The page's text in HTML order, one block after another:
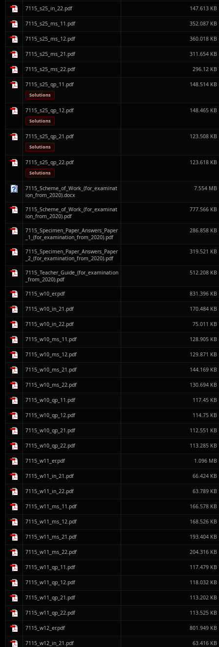
7115_s25_in_22.pdf 147.613 KB
7115_s25_ms_11.pdf 352.087 KB
7115_s25_ms_12.pdf 360.018 KB
7115_s25_ms_21.pdf 311.654 KB
7115_s25_ms_22.pdf 296.12 KB
7115_s25_qp_11.pdf
Solutions
148.514 KB
7115_s25_qp_12.pdf
Solutions
148.465 KB
7115_s25_qp_21.pdf
Solutions
123.508 KB
7115_s25_qp_22.pdf
Solutions
123.618 KB
7115_Scheme_of_Work_(for_examinat
ion_from_2020).docx
7.554 MB
7115_Scheme_of_Work_(for_examinat
ion_from_2020).pdf
777.566 KB
7115_Specimen_Paper_Answers_Paper
_1_(for_examination_from_2020).pdf
286.858 KB
7115_Specimen_Paper_Answers_Paper
_2_(for_examination_from_2020).pdf
319.521 KB
7115_Teacher_Guide_(for_examination
_from_2020).pdf
512.208 KB
7115_w10_er.pdf 831.396 KB
7115_w10_in_21.pdf 170.484 KB
7115_w10_in_22.pdf 75.011 KB
7115_w10_ms_11.pdf 128.905 KB
7115_w10_ms_12.pdf 129.871 KB
7115_w10_ms_21.pdf 144.169 KB
7115_w10_ms_22.pdf 130.694 KB
7115_w10_qp_11.pdf 117.45 KB
7115_w10_qp_12.pdf 114.75 KB
7115_w10_qp_21.pdf 112.551 KB
7115_w10_qp_22.pdf 113.285 KB
7115_w11_er.pdf 1.096 MB
7115_w11_in_21.pdf 66.424 KB
7115_w11_in_22.pdf 63.789 KB
7115_w11_ms_11.pdf 166.578 KB
7115_w11_ms_12.pdf 168.526 KB
7115_w11_ms_21.pdf 193.404 KB
7115_w11_ms_22.pdf 204.316 KB
7115_w11_qp_11.pdf 117.479 KB
7115_w11_qp_12.pdf 118.032 KB
7115_w11_qp_21.pdf 113.202 KB
7115_w11_qp_22.pdf 113.525 KB
7115_w12_er.pdf 801.949 KB
7115_w12_in_21.pdf 63.416 KB